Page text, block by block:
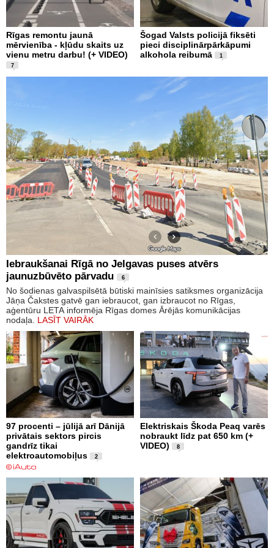
Rīgas remontu jaunā
mērvienība - kļūdu skaits uz
vienu metru darbu! (+ VIDEO)
7
Šogad Valsts policijā fiksēti
pieci disciplinārpārkāpumi
alkohola reibumā
1
Iebraukšanai Rīgā no Jelgavas puses atvērs
jaunuzbūvēto pārvadu
6
No šodienas galvaspilsētā būtiski mainīsies satiksmes organizācija
Jāņa Čakstes gatvē gan iebraucot, gan izbraucot no Rīgas,
aģentūru LETA informēja Rīgas domes Ārējās komunikācijas
nodaļa. LASĪT VAIRĀK
97 procenti – jūlijā arī Dānijā
privātais sektors pircis
gandrīz tikai
elektroautomobiļus
2
Elektriskais Škoda Peaq varēs
nobraukt līdz pat 650 km (+
VIDEO)
8